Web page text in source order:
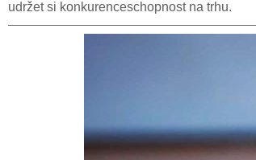
udržet si konkurenceschopnost na trhu.